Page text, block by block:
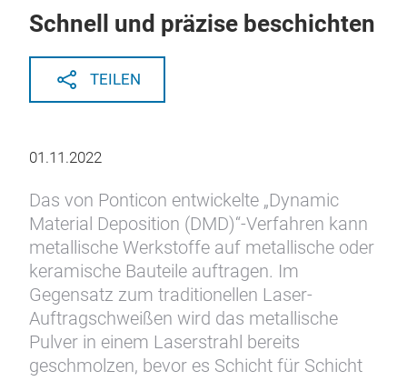
Schnell und präzise beschichten
TEILEN
01.11.2022
Das von Ponticon entwickelte „Dynamic
Material Deposition (DMD)“-Verfahren kann
metallische Werkstoffe auf metallische oder
keramische Bauteile auftragen. Im
Gegensatz zum traditionellen Laser-
Auftragschweißen wird das metallische
Pulver in einem Laserstrahl bereits
geschmolzen, bevor es Schicht für Schicht